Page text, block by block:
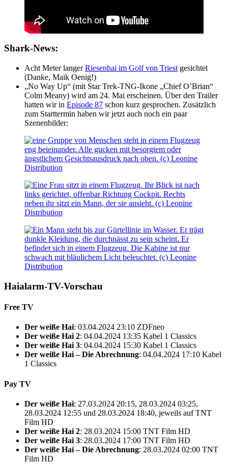
Shark-News:
Acht Meter langerRiesenhai im Golf von Triest gesichtet
(Danke, Maik Oenig!)
„No Way Up“ (mit Star Trek-TNG-Ikone „Chief O’Brian“
Colm Meany) wird am 24. Mai erscheinen. Über den Trailer
hatten wir in Episode 87 schon kurz gesprochen. Zusätzlich
zum Starttermin haben wir jetzt auch noch ein paar
Szenenbilder:
Haialarm-TV-Vorschau
Free TV
Der weiße Hai: 03.04.2024 23:10 ZDFneo
Der weiße Hai 2: 04.04.2024 13:35 Kabel 1 Classics
Der weiße Hai 3: 04.04.2024 15:30 Kabel 1 Classics
Der weiße Hai – Die Abrechnung: 04.04.2024 17:10 Kabel
1 Classics
Pay TV
Der weiße Hai: 27.03.2024 20:15, 28.03.2024 03:25,
28.03.2024 12:55 und 28.03.2024 18:40, jeweils auf TNT
Film HD
Der weiße Hai 2: 28.03.2024 15:00 TNT Film HD
Der weiße Hai 3: 28.03.2024 17:00 TNT Film HD
Der weiße Hai – Die Abrechnung: 28.03.2024 02:00 TNT
Film HD